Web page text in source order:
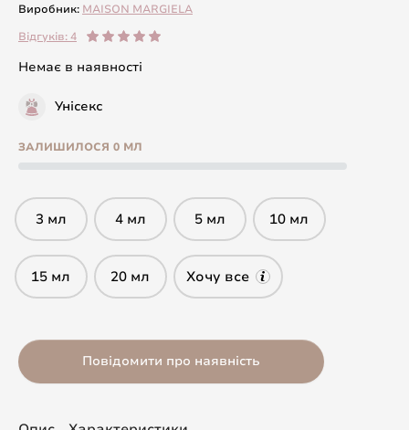
Виробник: MAISON MARGIELA
Відгуків: 4
Немає в наявності
Унісекс
ЗАЛИШИЛОСЯ 0 МЛ
3 мл 4 мл 5 мл 10 мл
15 мл 20 мл Хочу все
Повідомити про наявність